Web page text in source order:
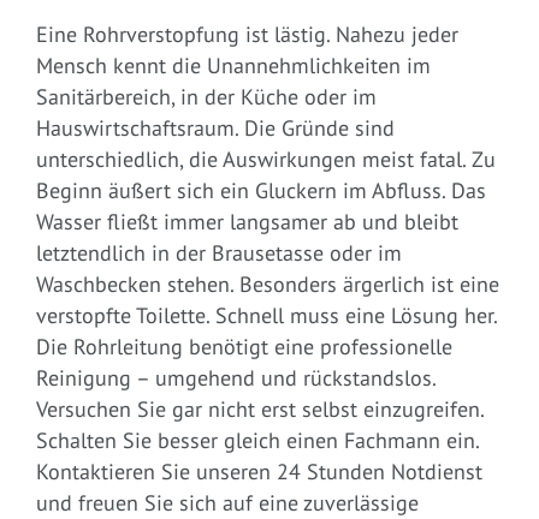
Eine Rohrverstopfung ist lästig. Nahezu jeder
Mensch kennt die Unannehmlichkeiten im
Sanitärbereich, in der Küche oder im
Hauswirtschaftsraum. Die Gründe sind
unterschiedlich, die Auswirkungen meist fatal. Zu
Beginn äußert sich ein Gluckern im Abfluss. Das
Wasser fließt immer langsamer ab und bleibt
letztendlich in der Brausetasse oder im
Waschbecken stehen. Besonders ärgerlich ist eine
verstopfte Toilette. Schnell muss eine Lösung her.
Die Rohrleitung benötigt eine professionelle
Reinigung – umgehend und rückstandslos.
Versuchen Sie gar nicht erst selbst einzugreifen.
Schalten Sie besser gleich einen Fachmann ein.
Kontaktieren Sie unseren 24 Stunden Notdienst
und freuen Sie sich auf eine zuverlässige